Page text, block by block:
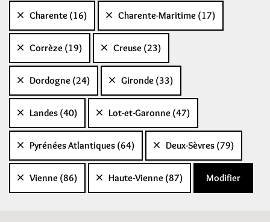
Charente (16) Charente-Maritime (17)
Corrèze (19) Creuse (23)
Dordogne (24) Gironde (33)
Landes (40) Lot-et-Garonne (47)
Pyrénées Atlantiques (64) Deux-Sèvres (79)
Vienne (86) Haute-Vienne (87) Modifier